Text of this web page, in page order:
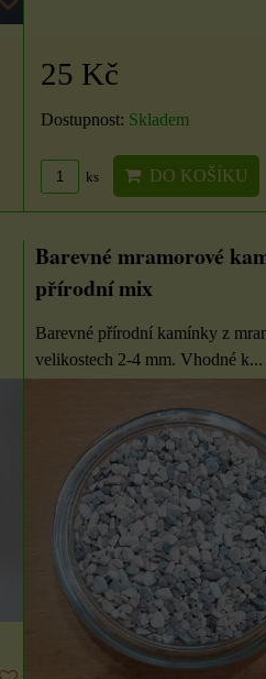
25 Kč
Dostupnost: Skladem
ks DO KOŠÍKU
Barevné mramorové
přírodní mix
Barevné přírodní kamínky z
velikostech 2-4 mm. Vhodné k...